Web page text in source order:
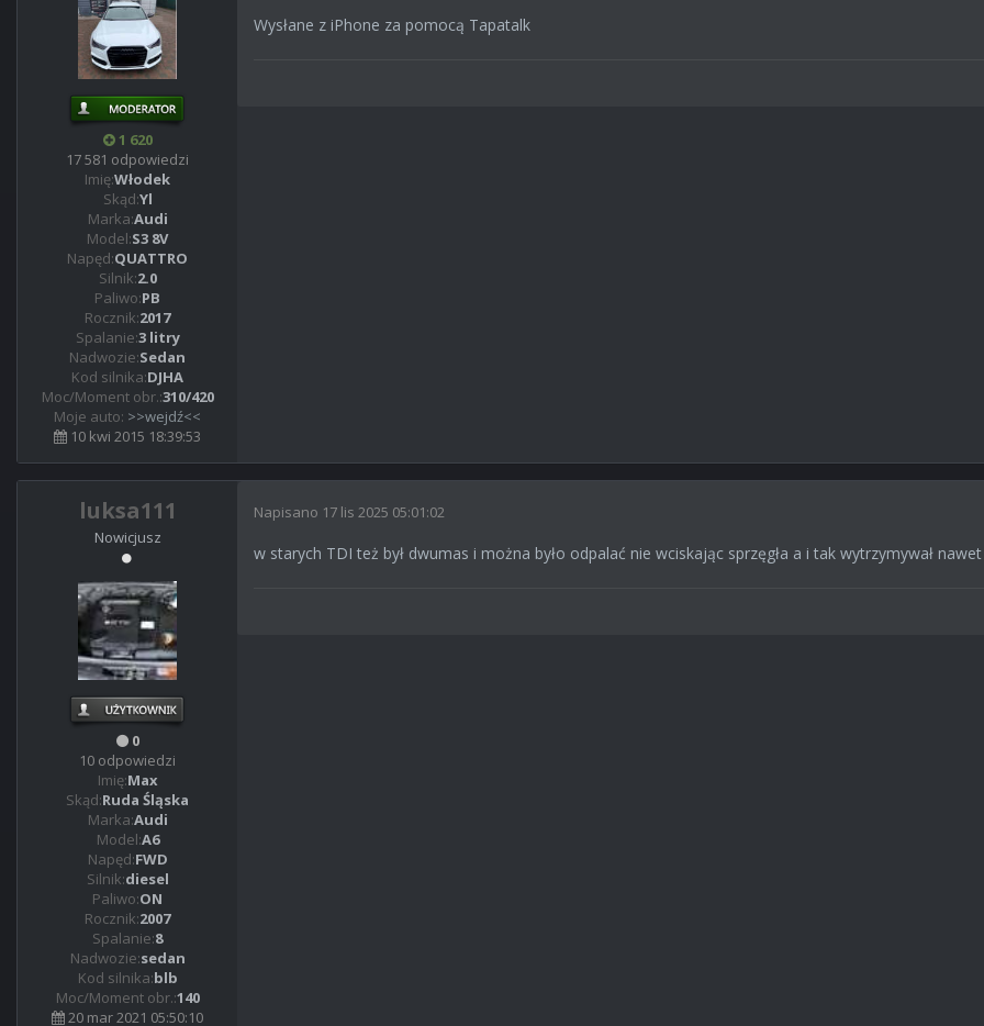
1 620
17 581 odpowiedzi
Imię:Włodek
Skąd:Yl
Marka:Audi
Model:S3 8V
Napęd:QUATTRO
Silnik:2.0
Paliwo:PB
Rocznik:2017
Spalanie:3 litry
Nadwozie:Sedan
Kod silnika:DJHA
Moc/Moment obr.:310/420
Moje auto: >>wejdź<<
10 kwi 2015 18:39:53
Wysłane z iPhone za pomocą Tapatalk
luksa111
Nowicjusz
0
10 odpowiedzi
Imię:Max
Skąd:Ruda Śląska
Marka:Audi
Model:A6
Napęd:FWD
Silnik:diesel
Paliwo:ON
Rocznik:2007
Spalanie:8
Nadwozie:sedan
Kod silnika:blb
Moc/Moment obr.:140
20 mar 2021 05:50:10
Napisano 17 lis 2025 05:01:02
w starych TDI też był dwumas i można było odpalać nie wciskając sprzęgła a i tak wytrzymywał